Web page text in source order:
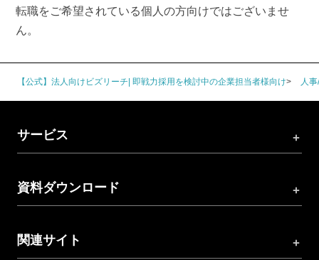
【公式】法人向けビズリーチ| 即戦力採用を検討中の企業担当者様向け 人
転職をご希望されている個人の方向けではございませ
ん。
サービス
資料ダウンロード
関連サイト